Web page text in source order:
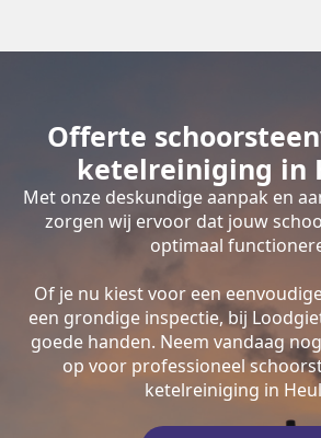
Offerte
ketelreiniging in
Met onze deskundige aanpak en
zorgen wij ervoor dat jouw
optimaal
Of je nu kiest voor een
een grondige inspectie, bij
goede handen. Neem vandaag
op voor professioneel
ketelreiniging in